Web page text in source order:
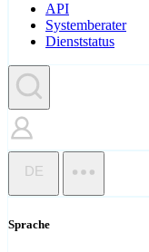
API
Systemberater
Dienststatus
DE
Sprache